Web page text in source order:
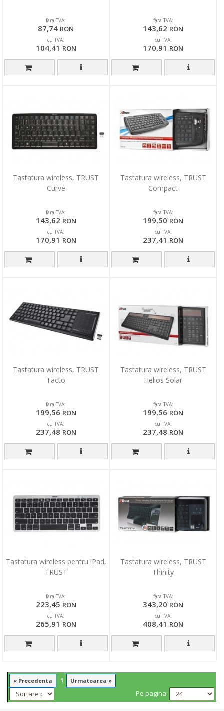
fara TVA:
87,74 RON
cu TVA:
104,41 RON
fara TVA:
143,62 RON
cu TVA:
170,91 RON
Tastatura wireless, TRUST
Curve
fara TVA:
143,62 RON
cu TVA:
170,91 RON
Tastatura wireless, TRUST
Compact
fara TVA:
199,50 RON
cu TVA:
237,41 RON
Tastatura wireless, TRUST
Tacto
fara TVA:
199,56 RON
cu TVA:
237,48 RON
Tastatura wireless, TRUST
Helios Solar
fara TVA:
199,56 RON
cu TVA:
237,48 RON
Tastatura wireless pentru iPad,
TRUST
fara TVA:
223,45 RON
cu TVA:
265,91 RON
Tastatura wireless, TRUST
Thinity
fara TVA:
343,20 RON
cu TVA:
408,41 RON
« Precedenta 1 Urmatoarea »
Pe pagina: